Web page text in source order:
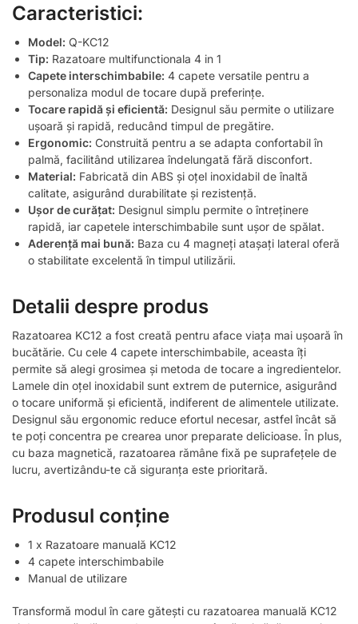
Caracteristici:
Model: Q-KC12
Tip: Razatoare multifunctionala 4 in 1
Capete interschimbabile: 4 capete versatile pentru a
personaliza modul de tocare după preferințe.
Tocare rapidă și eficientă: Designul său permite o utilizare
ușoară și rapidă, reducând timpul de pregătire.
Ergonomic: Construită pentru a se adapta confortabil în
palmă, facilitând utilizarea îndelungată fără disconfort.
Material: Fabricată din ABS și oțel inoxidabil de înaltă
calitate, asigurând durabilitate și rezistență.
Ușor de curățat: Designul simplu permite o întreținere
rapidă, iar capetele interschimbabile sunt ușor de spălat.
Aderență mai bună: Baza cu 4 magneți atașați lateral oferă
o stabilitate excelentă în timpul utilizării.
Detalii despre produs
Razatoarea KC12 a fost creată pentru aface viața mai ușoară în
bucătărie. Cu cele 4 capete interschimbabile, aceasta îți
permite să alegi grosimea și metoda de tocare a ingredientelor.
Lamele din oțel inoxidabil sunt extrem de puternice, asigurând
o tocare uniformă și eficientă, indiferent de alimentele utilizate.
Designul său ergonomic reduce efortul necesar, astfel încât să
te poți concentra pe crearea unor preparate delicioase. În plus,
cu baza magnetică, razatoarea rămâne fixă pe suprafețele de
lucru, avertizându-te că siguranța este prioritară.
Produsul conține
1 x Razatoare manuală KC12
4 capete interschimbabile
Manual de utilizare
Transformă modul în care gătești cu razatoarea manuală KC12